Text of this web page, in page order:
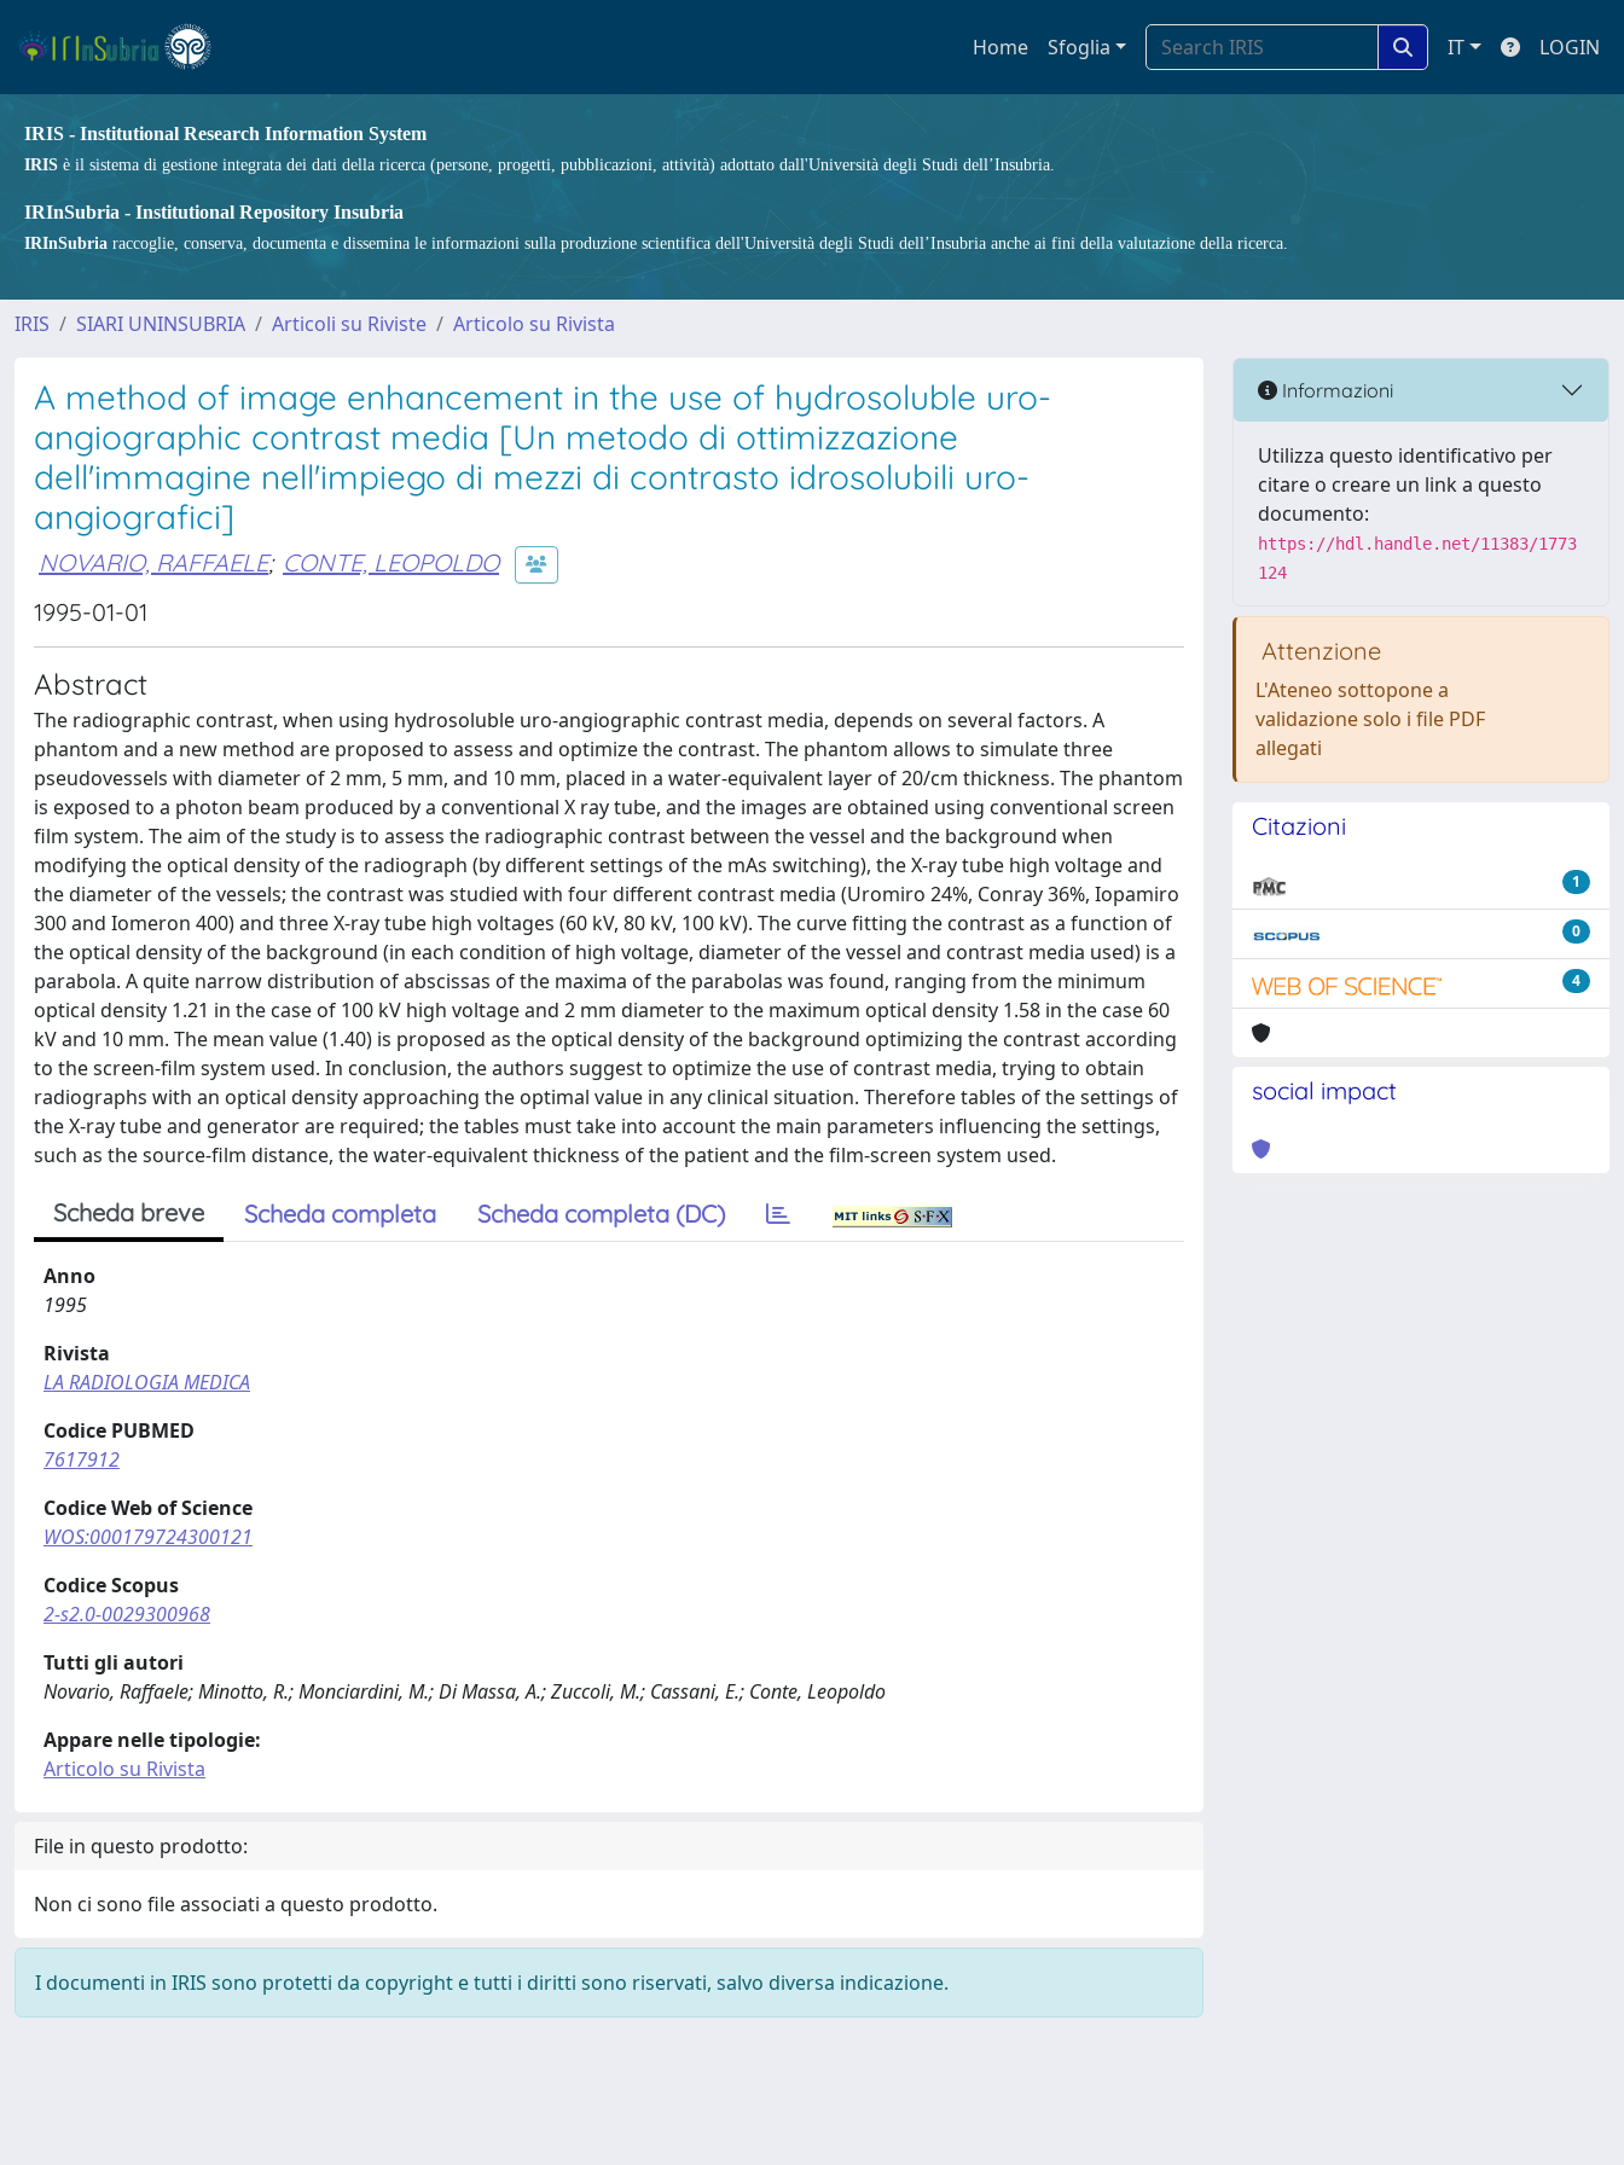
Home Sfoglia IT LOGIN
IRIS - Institutional Research Information System
IRIS è il sistema di gestione integrata dei dati della ricerca (persone, progetti, pubblicazioni, attività) adottato dall'Università degli Studi dell’Insubria.
IRInSubria - Institutional Repository Insubria
IRInSubria raccoglie, conserva, documenta e dissemina le informazioni sulla produzione scientifica dell'Università degli Studi dell’Insubria anche ai fini della valutazione della ricerca.
IRIS SIARI UNINSUBRIA Articoli su Riviste Articolo su Rivista
A method of image enhancement in the use of hydrosoluble uro-
angiographic contrast media [Un metodo di ottimizzazione
dell'immagine nell'impiego di mezzi di contrasto idrosolubili uro-
angiografici]
NOVARIO, RAFFAELE; CONTE, LEOPOLDO
1995-01-01
Abstract
The radiographic contrast, when using hydrosoluble uro-angiographic contrast media, depends on several factors. A
phantom and a new method are proposed to assess and optimize the contrast. The phantom allows to simulate three
pseudovessels with diameter of 2 mm, 5 mm, and 10 mm, placed in a water-equivalent layer of 20/cm thickness. The phantom
is exposed to a photon beam produced by a conventional X ray tube, and the images are obtained using conventional screen
film system. The aim of the study is to assess the radiographic contrast between the vessel and the background when
modifying the optical density of the radiograph (by different settings of the mAs switching), the X-ray tube high voltage and
the diameter of the vessels; the contrast was studied with four different contrast media (Uromiro 24%, Conray 36%, Iopamiro
300 and Iomeron 400) and three X-ray tube high voltages (60 kV, 80 kV, 100 kV). The curve fitting the contrast as a function of
the optical density of the background (in each condition of high voltage, diameter of the vessel and contrast media used) is a
parabola. A quite narrow distribution of abscissas of the maxima of the parabolas was found, ranging from the minimum
optical density 1.21 in the case of 100 kV high voltage and 2 mm diameter to the maximum optical density 1.58 in the case 60
kV and 10 mm. The mean value (1.40) is proposed as the optical density of the background optimizing the contrast according
to the screen-film system used. In conclusion, the authors suggest to optimize the use of contrast media, trying to obtain
radiographs with an optical density approaching the optimal value in any clinical situation. Therefore tables of the settings of
the X-ray tube and generator are required; the tables must take into account the main parameters influencing the settings,
such as the source-film distance, the water-equivalent thickness of the patient and the film-screen system used.
Scheda breve Scheda completa Scheda completa (DC)
Anno
1995
Rivista
LA RADIOLOGIA MEDICA
Codice PUBMED
7617912
Codice Web of Science
WOS:000179724300121
Codice Scopus
2-s2.0-0029300968
Tutti gli autori
Novario, Raffaele; Minotto, R.; Monciardini, M.; Di Massa, A.; Zuccoli, M.; Cassani, E.; Conte, Leopoldo
Appare nelle tipologie:
Articolo su Rivista
File in questo prodotto:
Non ci sono file associati a questo prodotto.
I documenti in IRIS sono protetti da copyright e tutti i diritti sono riservati, salvo diversa indicazione.
Informazioni
Utilizza questo identificativo per
citare o creare un link a questo
documento:
https://hdl.handle.net/11383/1773
124
Attenzione
L'Ateneo sottopone a
validazione solo i file PDF
allegati
Citazioni
1
0
4
social impact